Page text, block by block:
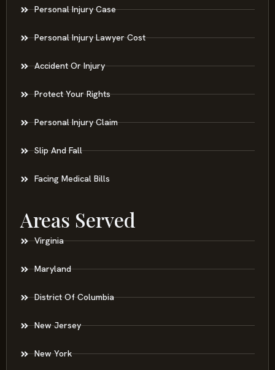
Personal Injury Case
Personal Injury Lawyer Cost
Accident Or Injury
Protect Your Rights
Personal Injury Claim
Slip And Fall
Facing Medical Bills
Areas Served
Virginia
Maryland
District Of Columbia
New Jersey
New York